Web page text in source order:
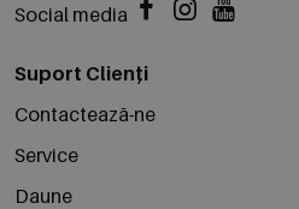
Social media
Suport Clienți
Contactează-ne
Service
Daune